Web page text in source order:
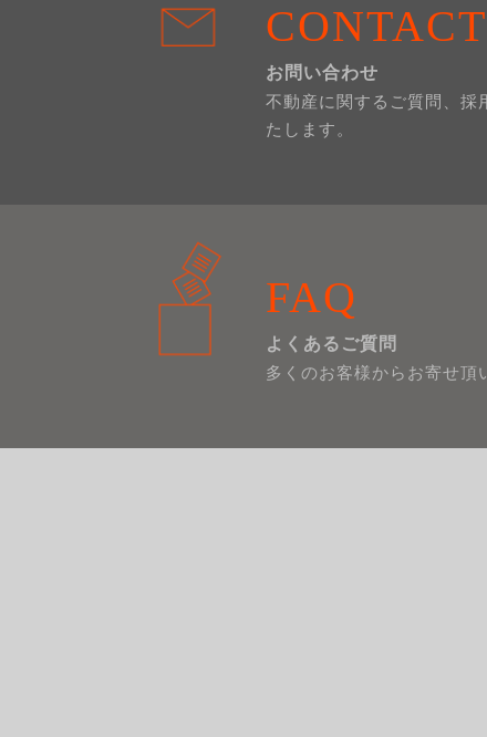
CONTACT
お問い合わせ
不動産に関するご質問、採
たします。
FAQ
よくあるご質問
多くのお客様からお寄せ頂